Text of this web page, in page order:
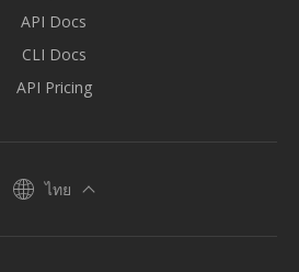
API Docs
CLI Docs
API Pricing
ไทย